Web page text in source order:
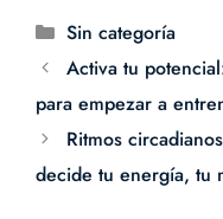
Sin categoría
Activa tu
para empezar a
Ritmos
decide tu energía, tu